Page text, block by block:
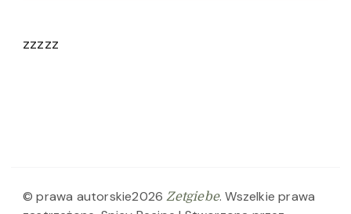
zzzzz
© prawa autorskie2026Zetgiebe. Wszelkie prawa